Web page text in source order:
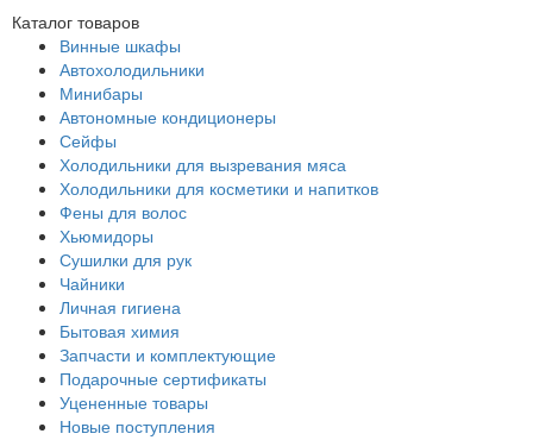
Каталог товаров
Винные шкафы
Автохолодильники
Минибары
Автономные кондиционеры
Сейфы
Холодильники для вызревания мяса
Холодильники для косметики и напитков
Фены для волос
Хьюмидоры
Сушилки для рук
Чайники
Личная гигиена
Бытовая химия
Запчасти и комплектующие
Подарочные сертификаты
Уцененные товары
Новые поступления